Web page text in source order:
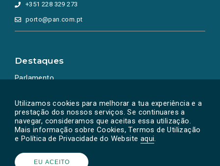
Utilizamos cookies para melhorar a tua experiência e a
prestação dos nossos serviços. Se continuares a
navegar, consideramos que aceitas essa utilização.
Mais informação sobre Cookies, Termos de Utilização
e Política de Privacidade do Website aqui.
EU ACEITO
+351 228 329 273
porto@pan.com.pt
Destaques
Parlamento